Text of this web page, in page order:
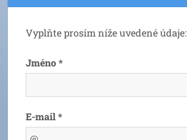
Vyplňte prosím níže uvedené údaje:
Jméno *
E-mail *